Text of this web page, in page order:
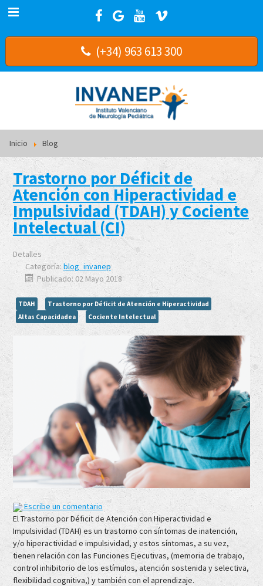
(+34) 963 613 300
Inicio Blog
Trastorno por Déficit de
Atención con Hiperactividad e
Impulsividad (TDAH) y Cociente
Intelectual (CI)
Detalles
Categoría: blog_invanep
Publicado: 02 Mayo 2018
TDAH
Trastorno por Déficit de Atención e Hiperactividad
Altas Capacidadea
Cociente Intelectual
Escribe un comentario
El Trastorno por Déficit de Atención con Hiperactividad e
Impulsividad (TDAH) es un trastorno con síntomas de inatención,
y/o hiperactividad e impulsividad, y estos síntomas, a su vez,
tienen relación con las Funciones Ejecutivas, (memoria de trabajo,
control inhibitorio de los estímulos, atención sostenida y selectiva,
flexibilidad cognitiva,) y también con el aprendizaje.